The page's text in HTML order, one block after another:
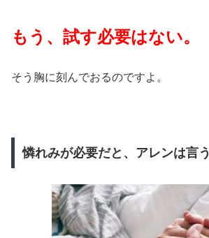
もう、試す必要はない。
そう胸に刻んでおるのですよ。
憐れみが必要だと、アレンは言う